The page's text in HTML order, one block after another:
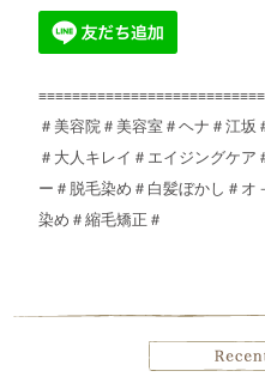
＃美容院＃美容室＃ヘナ＃江
＃大人キレイ＃エイジングケ
ー＃脱毛染め＃白髪ぼかし＃
染め＃縮毛矯正＃